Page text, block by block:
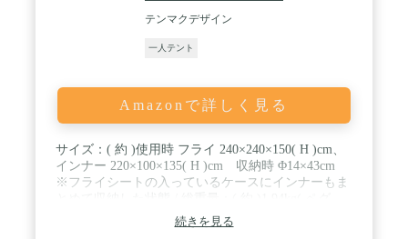
テンマクデザイン
一人テント
Amazonで詳しく見る
サイズ：( 約 )使用時 フライ 240×240×150( H )cm、
インナー 220×100×135( H )cm 収納時 Φ14×43cm
※フライシートの入っているケースにインナーもま
張綱、収納ケース含む ) 本体重量( 約 ):1.55kg( フ
ライ、インナー、ポール ) / 素材： ・フライ:20Dナ
続きを見る